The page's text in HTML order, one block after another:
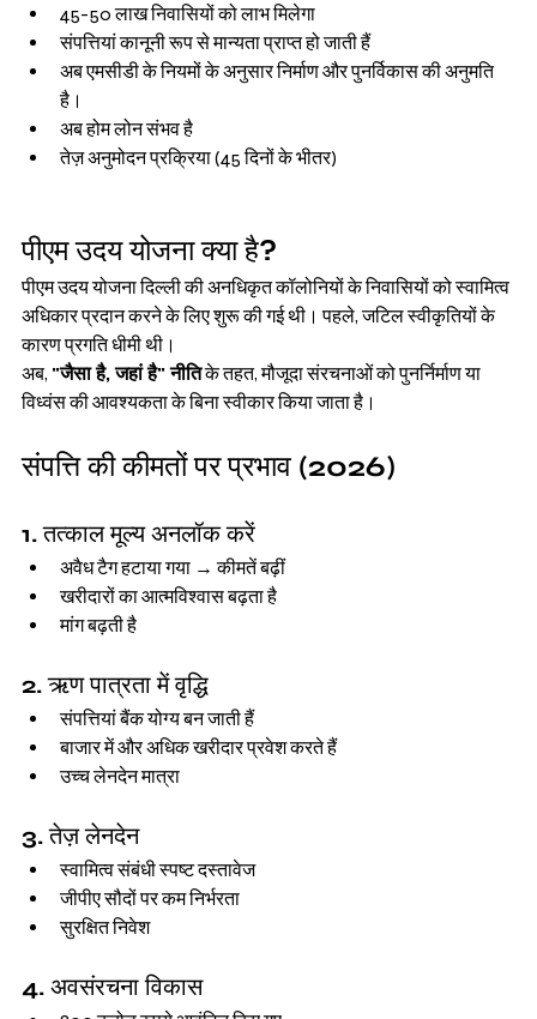
45-50 लाख निवासियों को लाभ मिलेगा
संपत्तियां कानूनी रूप से मान्यता प्राप्त हो जाती हैं
अब एमसीडी के नियमों के अनुसार निर्माण और पुनर्विकास की अनुमति
है।
अब होम लोन संभव है
तेज़ अनुमोदन प्रक्रिया (45 दिनों के भीतर)
पीएम उदय योजना क्या है?
पीएम उदय योजना दिल्ली की अनधिकृत कॉलोनियों के निवासियों को स्वामित्व
अधिकार प्रदान करने के लिए शुरू की गई थी। पहले, जटिल स्वीकृतियों के
कारण प्रगति धीमी थी।
अब, "जैसा है, जहां है" नीति के तहत, मौजूदा संरचनाओं को पुनर्निर्माण या
विध्वंस की आवश्यकता के बिना स्वीकार किया जाता है।
संपत्ति की कीमतों पर प्रभाव (2026)
1. तत्काल मूल्य अनलॉक करें
अवैध टैग हटाया गया → कीमतें बढ़ीं
खरीदारों का आत्मविश्वास बढ़ता है
मांग बढ़ती है
2. ऋण पात्रता में वृद्धि
संपत्तियां बैंक योग्य बन जाती हैं
बाजार में और अधिक खरीदार प्रवेश करते हैं
उच्च लेनदेन मात्रा
3. तेज़ लेनदेन
स्वामित्व संबंधी स्पष्ट दस्तावेज
जीपीए सौदों पर कम निर्भरता
सुरक्षित निवेश
4. अवसंरचना विकास